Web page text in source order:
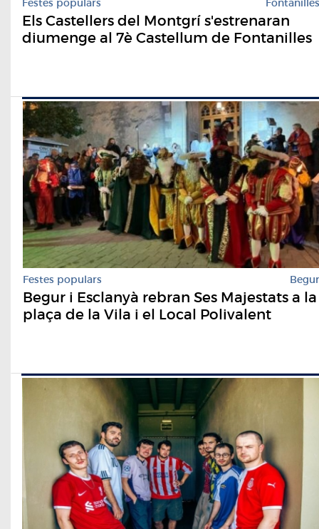
Festes populars Fontanilles
Els Castellers del Montgrí s'estrenaran
diumenge al 7è Castellum de Fontanilles
Festes populars Begur
Begur i Esclanyà rebran Ses Majestats a la
plaça de la Vila i el Local Polivalent